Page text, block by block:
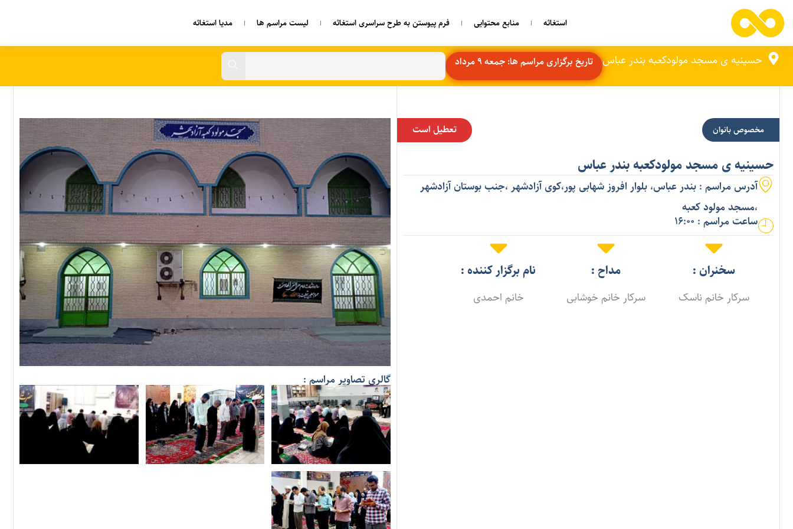
استغاثه منابع محتوایی فرم پیوستن به طرح سراسری استغاثه لیست مراسم ها مدیا استغاثه
حسینیه ی مسجد مولودکعبه بندر عباس تاریخ برگزاری مراسم ها: جمعه 9 مرداد
مخصوص بانوان تعطیل است
حسینیه ی مسجد مولودکعبه بندر عباس
آدرس مراسم : بندر عباس، بلوار افروز شهابی پور،کوی آزادشهر ،جنب بوستان آزادشهر
،مسجد مولود کعبه
ساعت مراسم : 16:00
سخنران :
سرکار خانم ناسک
مداح :
سرکار خانم خوشابی
نام برگزار کننده :
خانم احمدی
گالری تصاویر مراسم :